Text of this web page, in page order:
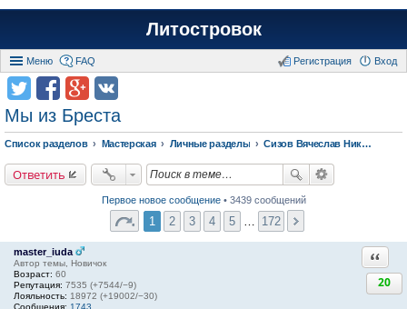
Литостровок
Меню FAQ Вход
Регистрация
Мы из Бреста
Список разделов Мастерская Личные разделы Сизов Вячеслав Николаевич.
Ответить
Первое новое сообщение• 3439 сообщений
1 2 3 4 5 172
master_iuda
Автор темы, Новичок
Возраст: 60
Репутация: 7535 (+7544/−9)
Лояльность: 18972 (+19002/−30)
Сообщения: 1743
20